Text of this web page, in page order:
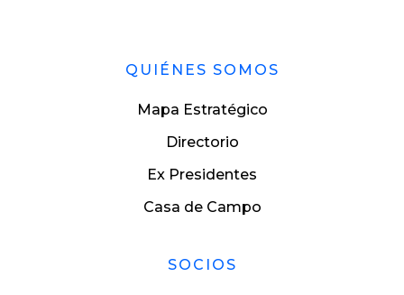
QUIÉNES SOMOS
Mapa Estratégico
Directorio
Ex Presidentes
Casa de Campo
SOCIOS